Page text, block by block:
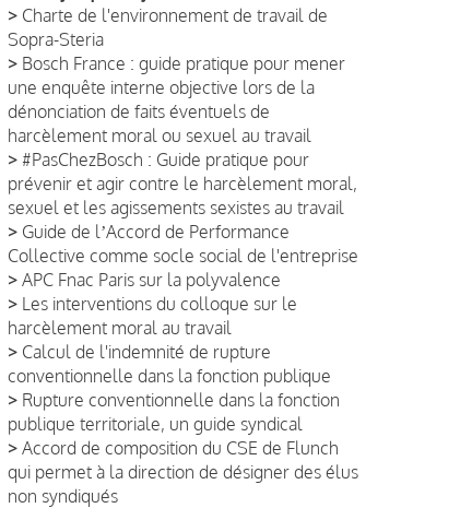
> Charte de l'environnement de travail de
Sopra-Steria
> Bosch France : guide pratique pour mener
une enquête interne objective lors de la
dénonciation de faits éventuels de
harcèlement moral ou sexuel au travail
> #PasChezBosch : Guide pratique pour
prévenir et agir contre le harcèlement moral,
sexuel et les agissements sexistes au travail
> Guide de lʼAccord de Performance
Collective comme socle social de l'entreprise
> APC Fnac Paris sur la polyvalence
> Les interventions du colloque sur le
harcèlement moral au travail
> Calcul de l'indemnité de rupture
conventionnelle dans la fonction publique
> Rupture conventionnelle dans la fonction
publique territoriale, un guide syndical
> Accord de composition du CSE de Flunch
qui permet à la direction de désigner des élus
non syndiqués